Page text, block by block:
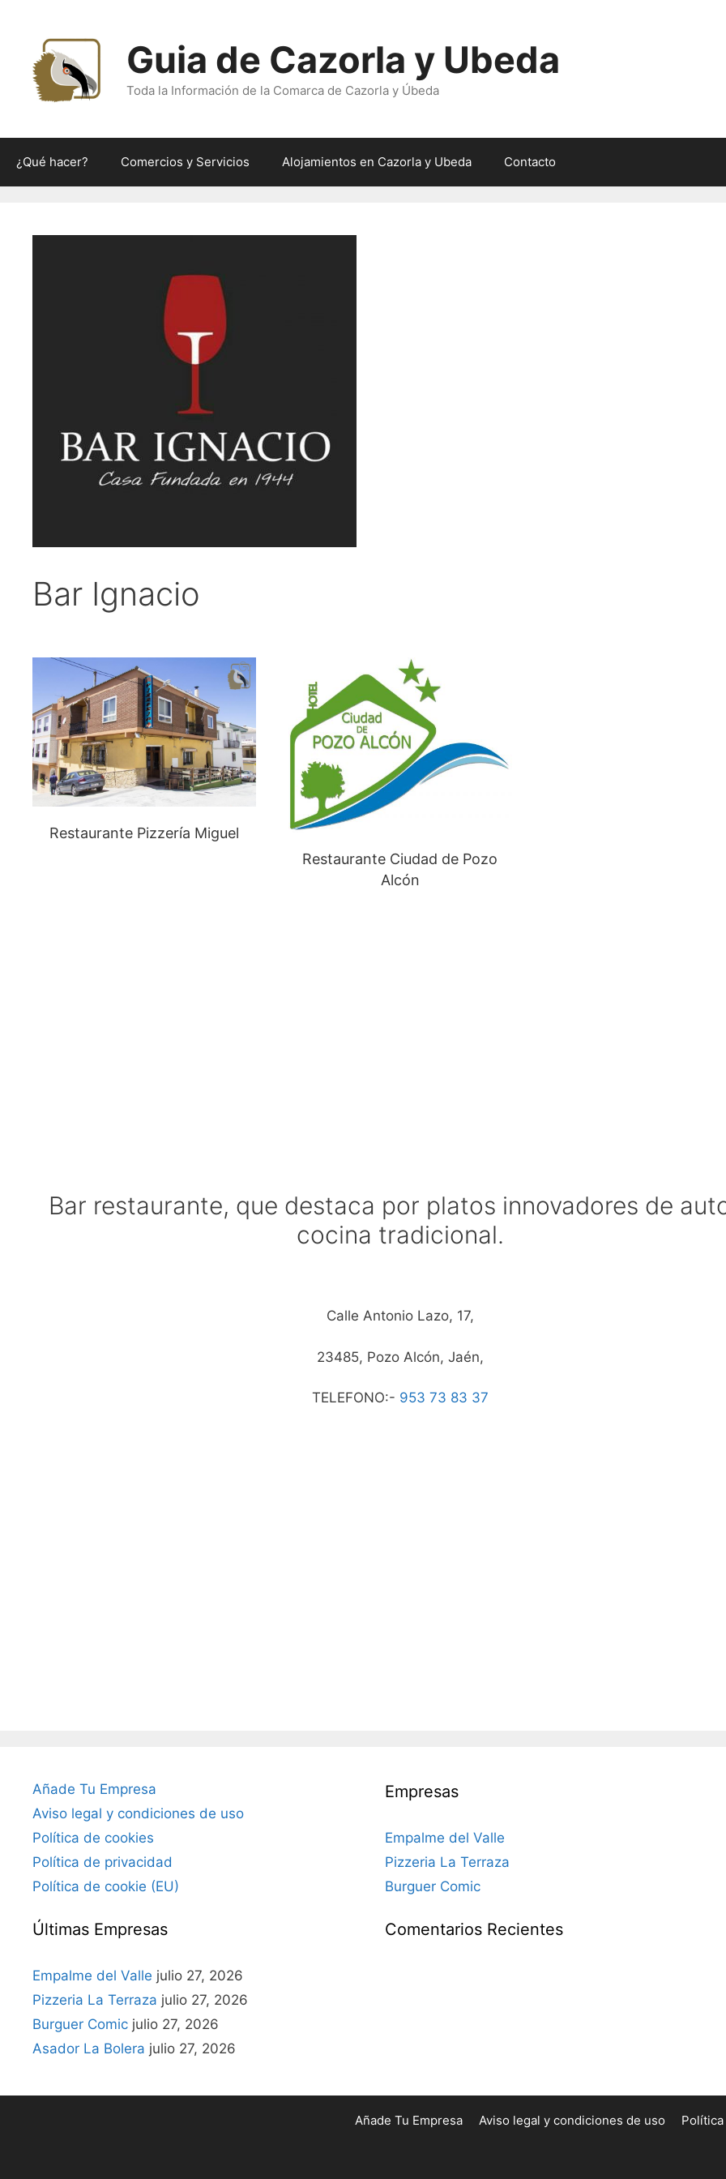
contenido
Guia de Cazorla y Ubeda
Toda la Información de la Comarca de Cazorla y Úbeda
¿Qué hacer? Comercios y Servicios Alojamientos en Cazorla y Ubeda Contacto
Bar Ignacio
Restaurante Pizzería Miguel
Restaurante Ciudad de Pozo
Alcón
Bar restaurante, que destaca por platos innovadores de
cocina tradicional.
Calle Antonio Lazo, 17,
23485, Pozo Alcón, Jaén,
TELEFONO:- 953 73 83 37
Añade Tu Empresa
Aviso legal y condiciones de uso
Política de cookies
Política de privacidad
Política de cookie (EU)
Últimas Empresas
Empalme del Valle julio 27, 2026
Pizzeria La Terraza julio 27, 2026
Burguer Comic julio 27, 2026
Asador La Bolera julio 27, 2026
Empresas
Empalme del Valle
Pizzeria La Terraza
Burguer Comic
Comentarios Recientes
Añade Tu Empresa Aviso legal y condiciones de uso